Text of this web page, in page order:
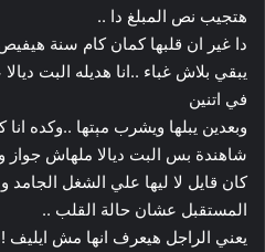
هتجيب نص المبلغ دا ..
دا غير ان قلبها كمان كام سنة
يبقي بلاش غباء ..انا هديله البت
في اتنين
وبعدين يبلها ويشرب مېتها ..وكده
شاهندة بس البت ديالا ملهاش جواز
كان قايل لا ليها علي الشغل الجامد
المستقبل عشان حالة القلب ..
يعني الراجل هيعرف انها مش ايليف